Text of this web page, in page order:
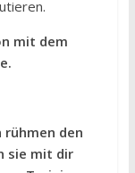
mit dem
rühmen den
sie mit dir